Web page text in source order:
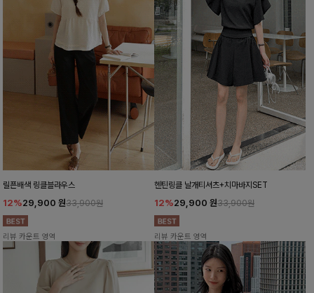
릴픈배색 링클블라우스
12%29,900 원33,900원
리뷰 카운트 영역
헨틴링클 날개티셔츠+치마바지SET
12%29,900 원33,900원
리뷰 카운트 영역